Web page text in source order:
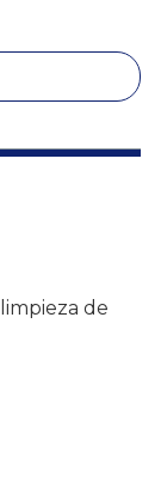
de